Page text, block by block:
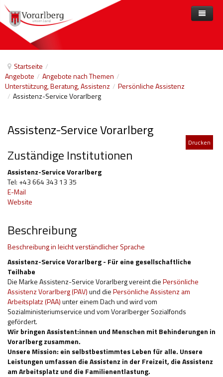
Startseite /
Angebote / Angebote nach Themen /
Unterstützung, Beratung, Assistenz / Persönliche Assistenz
/ Assistenz-Service Vorarlberg
Assistenz-Service Vorarlberg
Drucken
Zuständige Institutionen
Assistenz-Service Vorarlberg
Tel: +43 664 343 13 35
E-Mail
Website
Beschreibung
Beschreibung in leicht verständlicher Sprache
Assistenz-Service Vorarlberg - Für eine gesellschaftliche
Teilhabe
Die Marke Assistenz-Service Vorarlberg vereint diePersönliche
Assistenz Vorarlberg (PAV)und diePersönliche Assistenz am
Arbeitsplatz (PAA)unter einem Dach und wird vom
Sozialministeriumservice und vom Vorarlberger Sozialfonds
gefördert.
Wir bringen Assistent:innen und Menschen mit Behinderungen in
Vorarlberg zusammen.
Unsere Mission: ein selbstbestimmtes Leben für alle. Unsere
Leistungen umfassen die Assistenz in der Freizeit, die Assistenz
am Arbeitsplatz und die Familienentlastung.
Home
Angebote nach Themen
Arbeit und Beschäftigung
Beihilfen, finanzielle Unterstützungen
Freizeit
Gesetze und Verordnungen
Gesetzliche Vertretungen
Hilfsmittel und Heilbehelfe
Kindheit und Jugend
Selbsthilfe und Selbstvertretung
Pflege, Pflegende Angehörige
Unterstützung, Beratung, Assistenz
Wohnen
Angebote A-Z
Anbieter
Aktuelles